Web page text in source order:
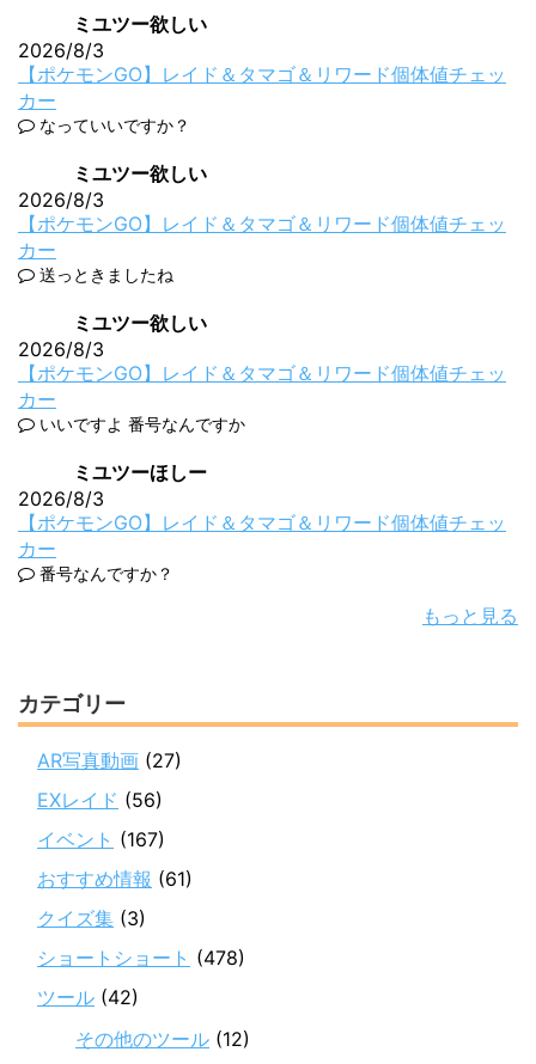
ミユツー欲しい
2026/8/3
【ポケモンGO】レイド＆タマゴ＆リワード個体値チェッ
カー
なっていいですか？
ミユツー欲しい
2026/8/3
【ポケモンGO】レイド＆タマゴ＆リワード個体値チェッ
カー
送っときましたね
ミユツー欲しい
2026/8/3
【ポケモンGO】レイド＆タマゴ＆リワード個体値チェッ
カー
いいですよ 番号なんですか
ミユツーほしー
2026/8/3
【ポケモンGO】レイド＆タマゴ＆リワード個体値チェッ
カー
番号なんですか？
もっと見る
カテゴリー
AR写真動画 (27)
EXレイド (56)
イベント (167)
おすすめ情報 (61)
クイズ集 (3)
ショートショート (478)
ツール (42)
その他のツール (12)